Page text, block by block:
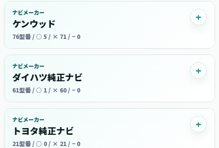
ナビメーカー
ケンウッド
76型番 / ○ 5 / × 71 / − 0
ナビメーカー
ダイハツ純正ナビ
61型番 / ○ 1 / × 60 / − 0
ナビメーカー
トヨタ純正ナビ
21型番 / ○ 0 / × 21 / − 0